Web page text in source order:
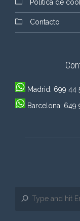
Política de
Contacto
Madrid: 699 44
Barcelona: 649